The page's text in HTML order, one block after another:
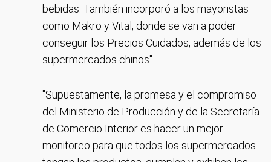
bebidas. También incorporó a los mayoristas
como Makro y Vital, donde se van a poder
conseguir los Precios Cuidados, además de los
supermercados chinos".
"Supuestamente, la promesa y el compromiso
del Ministerio de Producción y de la Secretaría
de Comercio Interior es hacer un mejor
monitoreo para que todos los supermercados